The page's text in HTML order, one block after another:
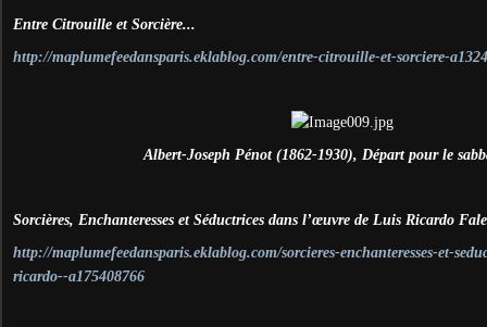
Entre Citrouille et Sorcière...
http://maplumefeedansparis.eklablog.com/entre-citrouille-et-sorciere-
Albert-Joseph Pénot (1862-1930), Départ pour le
Sorcières, Enchanteresses et Séductrices dans l’œuvre de Luis Ricardo
http://maplumefeedansparis.eklablog.com/sorcieres-enchanteresses-et-
ricardo--a175408766